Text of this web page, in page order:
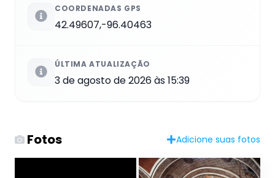
COORDENADAS GPS
42.49607,-96.40463
ÚLTIMA ATUALIZAÇÃO
3 de agosto de 2026 às 15:39
Fotos Adicione suas fotos